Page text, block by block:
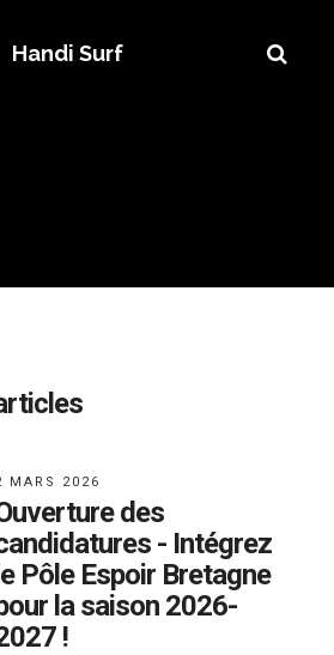
Handi Surf
MARS 2026
des
- Intégrez
le Pôle Espoir Bretagne
la saison 2026-
!